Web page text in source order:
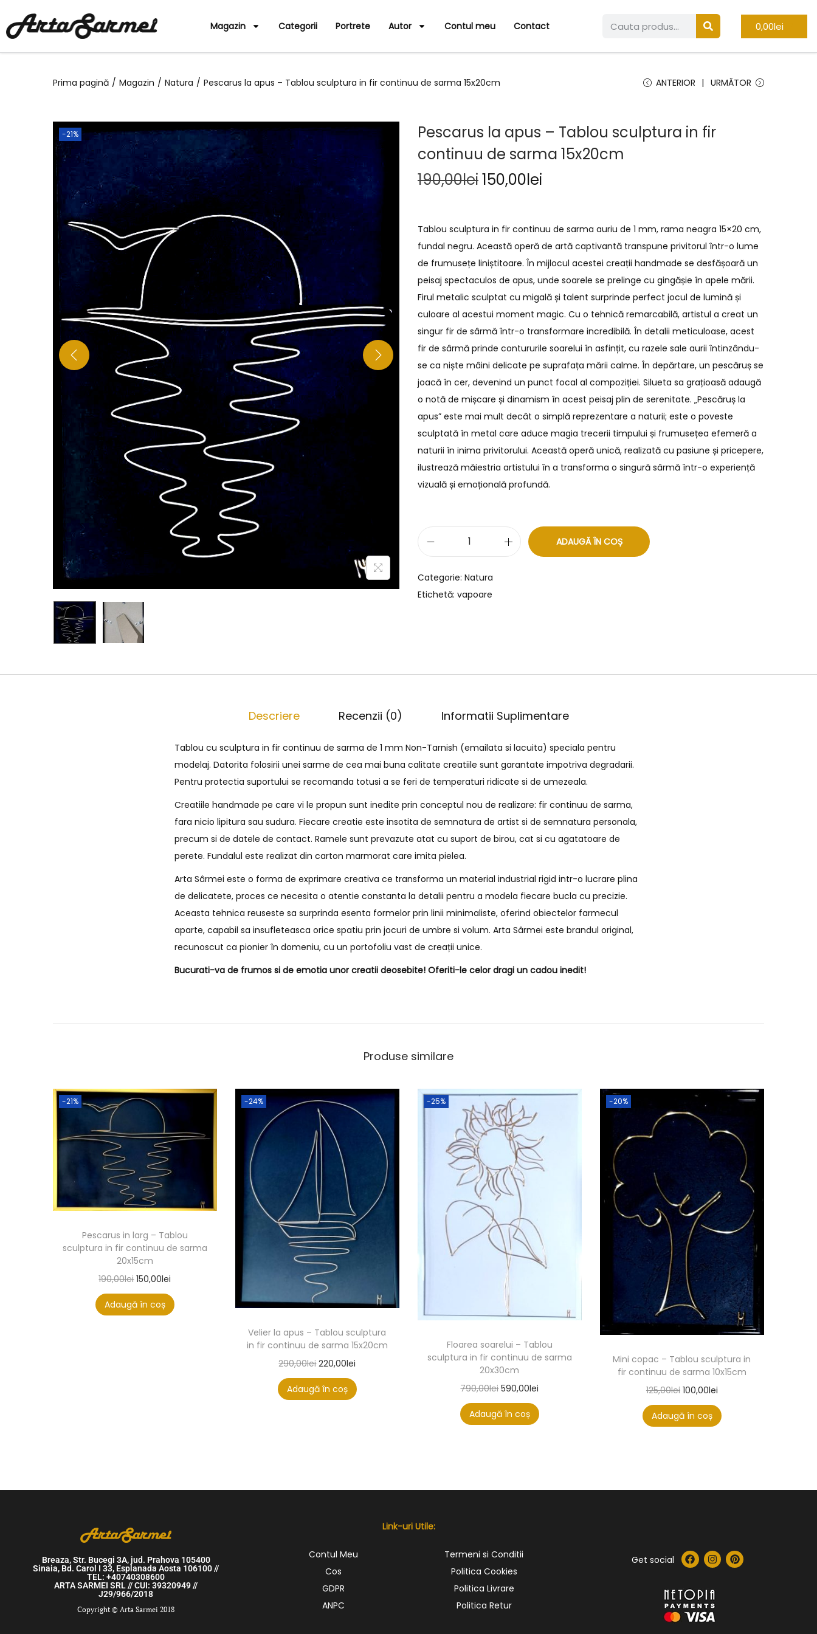
Magazin Categorii Portrete Autor Contul meu Contact 0,00lei
Prima pagină / Magazin / Natura / Pescarus la apus – Tablou sculptura in fir continuu de sarma 15x20cm ANTERIOR URMĂTOR
-21%
Pescarus la apus – Tablou sculptura in fir
continuu de sarma 15x20cm
190,00lei150,00lei
Tablou sculptura in fir continuu de sarma auriu de 1 mm, rama neagra 15×20 cm,
fundal negru. Această operă de artă captivantă transpune privitorul într-o lume
de frumusețe liniștitoare. În mijlocul acestei creații handmade se desfășoară un
peisaj spectaculos de apus, unde soarele se prelinge cu gingășie în apele mării.
Firul metalic sculptat cu migală și talent surprinde perfect jocul de lumină și
culoare al acestui moment magic. Cu o tehnică remarcabilă, artistul a creat un
singur fir de sârmă într-o transformare incredibilă. În detalii meticuloase, acest
fir de sârmă prinde contururile soarelui în asfințit, cu razele sale aurii întinzându-
se ca niște mâini delicate pe suprafața mării calme. În depărtare, un pescăruș se
joacă în cer, devenind un punct focal al compoziției. Silueta sa grațioasă adaugă
o notă de mișcare și dinamism în acest peisaj plin de serenitate. „Pescăruș la
apus” este mai mult decât o simplă reprezentare a naturii; este o poveste
sculptată în metal care aduce magia trecerii timpului și frumusețea efemeră a
naturii în inima privitorului. Această operă unică, realizată cu pasiune și pricepere,
ilustrează măiestria artistului în a transforma o singură sârmă într-o experiență
vizuală și emoțională profundă.
ADAUGĂ ÎN COȘ
Categorie: Natura
Etichetă: vapoare
Descriere Recenzii (0) Informatii Suplimentare
Tablou cu sculptura in fir continuu de sarma de 1 mm Non-Tarnish (emailata si lacuita) speciala pentru
modelaj. Datorita folosirii unei sarme de cea mai buna calitate creatiile sunt garantate impotriva degradarii.
Pentru protectia suportului se recomanda totusi a se feri de temperaturi ridicate si de umezeala.
Creatiile handmade pe care vi le propun sunt inedite prin conceptul nou de realizare: fir continuu de sarma,
fara nicio lipitura sau sudura. Fiecare creatie este insotita de semnatura de artist si de semnatura personala,
precum si de datele de contact. Ramele sunt prevazute atat cu suport de birou, cat si cu agatatoare de
perete. Fundalul este realizat din carton marmorat care imita pielea.
Arta Sârmei este o forma de exprimare creativa ce transforma un material industrial rigid intr-o lucrare plina
de delicatete, proces ce necesita o atentie constanta la detalii pentru a modela fiecare bucla cu precizie.
Aceasta tehnica reuseste sa surprinda esenta formelor prin linii minimaliste, oferind obiectelor farmecul
aparte, capabil sa insufleteasca orice spatiu prin jocuri de umbre si volum. Arta Sârmei este brandul original,
recunoscut ca pionier în domeniu, cu un portofoliu vast de creații unice.
Bucurati-va de frumos si de emotia unor creatii deosebite! Oferiti-le celor dragi un cadou inedit!
Produse similare
-21%
Pescarus in larg – Tablou
sculptura in fir continuu de sarma
20x15cm
190,00lei 150,00lei
Adaugă în coș
-24%
Velier la apus – Tablou sculptura
in fir continuu de sarma 15x20cm
290,00lei 220,00lei
Adaugă în coș
-25%
Floarea soarelui – Tablou
sculptura in fir continuu de sarma
20x30cm
790,00lei 590,00lei
Adaugă în coș
-20%
Mini copac – Tablou sculptura in
fir continuu de sarma 10x15cm
125,00lei 100,00lei
Adaugă în coș
Breaza, Str. Bucegi 3A, jud. Prahova 105400
Sinaia, Bd. Carol I 33, Esplanada Aosta 106100 //
TEL: +40740308600
ARTA SARMEI SRL // CUI: 39320949 //
J29/966/2018
Copyright © Arta Sarmei 2018
Link-uri Utile:
Contul Meu
Cos
GDPR
ANPC
Termeni si Conditii
Politica Cookies
Politica Livrare
Politica Retur
Get social